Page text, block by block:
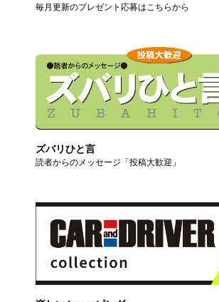
毎月更新のプレゼント応募はこちらから
ズバリひと言
読者からのメッセージ「投稿大歓迎」